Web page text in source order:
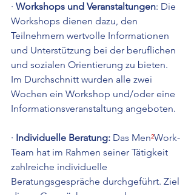
· Workshops und Veranstaltungen: Die
Workshops dienen dazu, den
Teilnehmern wertvolle Informationen
und Unterstützung bei der beruflichen
und sozialen Orientierung zu bieten.
Im Durchschnitt wurden alle zwei
Wochen ein Workshop und/oder eine
Informationsveranstaltung angeboten.
· Individuelle Beratung: Das Men²Work-
Team hat im Rahmen seiner Tätigkeit
zahlreiche individuelle
Beratungsgespräche durchgeführt. Ziel